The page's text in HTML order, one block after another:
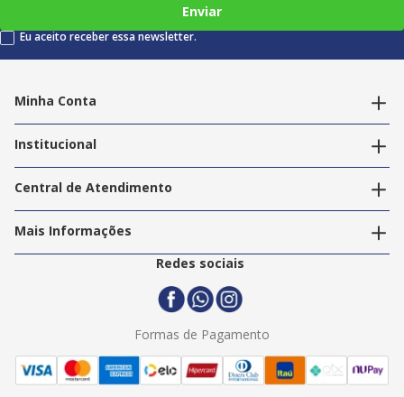
Enviar
Eu aceito receber essa newsletter.
Minha Conta
Editar endereços
Institucional
Nossas Lojas
Trabalhe Conosco
Central de Atendimento
Política de Privacidade
Termos e Condições
Politica de Entrega
Mais Informações
2ª Via Nota Fiscal
Redes sociais
Formas de Pagamento